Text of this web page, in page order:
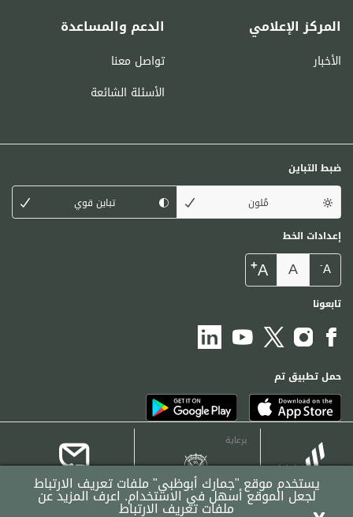
المركز الإعلامي
الأخبار
الدعم والمساعدة
تواصل معنا
الأسئلة الشائعة
ضبط التباين
مُلون
تباين قوي
إعدادات الخط
A
-
A
A
+
تابعونا
حمل تطبيق تم
برعاية
يستخدم موقع "جمارك أبوظبي" ملفات تعريف الارتباط
لجعل الموقع أسهل في الاستخدام.اعرف المزيد عن
ملفات تعريف الارتباط